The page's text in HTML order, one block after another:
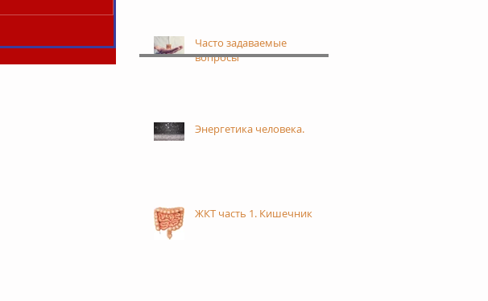
Часто задаваемые
вопросы
Энергетика человека.
ЖКТ часть 1. Кишечник